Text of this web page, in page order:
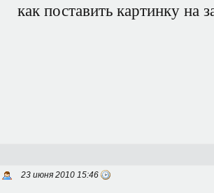
как поставить картинку на
23 июня 2010 15:46